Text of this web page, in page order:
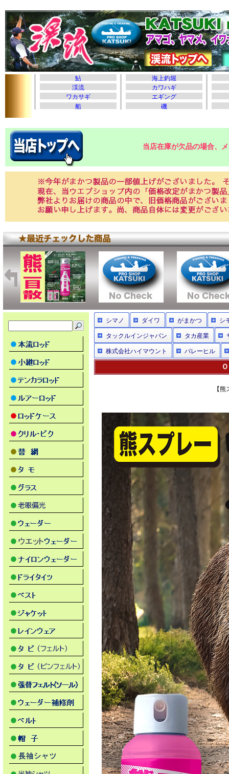
当店在庫が欠品の場合、
シマノ ダイワ がまかつ シ
タックルインジャパン タカ産業
株式会社ハイマウント バレーヒル
【